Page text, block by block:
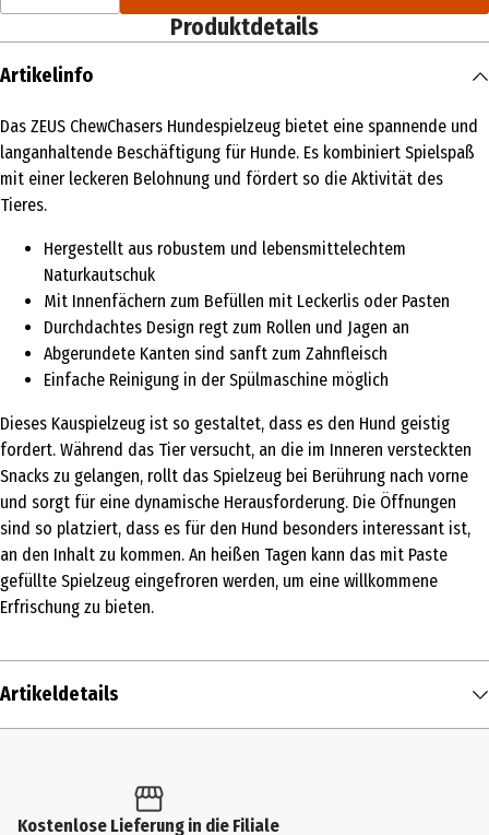
Produktdetails
Artikelinfo
Das ZEUS ChewChasers Hundespielzeug bietet eine spannende und
langanhaltende Beschäftigung für Hunde. Es kombiniert Spielspaß
mit einer leckeren Belohnung und fördert so die Aktivität des
Tieres.
Hergestellt aus robustem und lebensmittelechtem
Naturkautschuk
Mit Innenfächern zum Befüllen mit Leckerlis oder Pasten
Durchdachtes Design regt zum Rollen und Jagen an
Abgerundete Kanten sind sanft zum Zahnfleisch
Einfache Reinigung in der Spülmaschine möglich
Dieses Kauspielzeug ist so gestaltet, dass es den Hund geistig
fordert. Während das Tier versucht, an die im Inneren versteckten
Snacks zu gelangen, rollt das Spielzeug bei Berührung nach vorne
und sorgt für eine dynamische Herausforderung. Die Öffnungen
sind so platziert, dass es für den Hund besonders interessant ist,
an den Inhalt zu kommen. An heißen Tagen kann das mit Paste
gefüllte Spielzeug eingefroren werden, um eine willkommene
Erfrischung zu bieten.
Artikeldetails
Produkttyp
Kostenlose Lieferung in die Filiale